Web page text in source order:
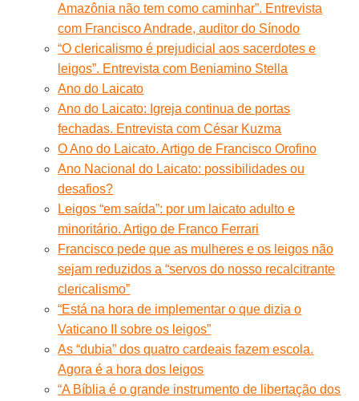
Amazônia não tem como caminhar”. Entrevista
com Francisco Andrade, auditor do Sínodo
“O clericalismo é prejudicial aos sacerdotes e
leigos”. Entrevista com Beniamino Stella
Ano do Laicato
Ano do Laicato: Igreja continua de portas
fechadas. Entrevista com César Kuzma
O Ano do Laicato. Artigo de Francisco Orofino
Ano Nacional do Laicato: possibilidades ou
desafios?
Leigos “em saída”: por um laicato adulto e
minoritário. Artigo de Franco Ferrari
Francisco pede que as mulheres e os leigos não
sejam reduzidos a “servos do nosso recalcitrante
clericalismo”
“Está na hora de implementar o que dizia o
Vaticano II sobre os leigos”
As “dubia” dos quatro cardeais fazem escola.
Agora é a hora dos leigos
“A Bíblia é o grande instrumento de libertação dos